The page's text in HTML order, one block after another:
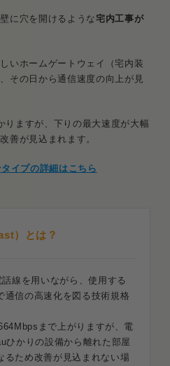
に穴を開けるような宅内工事が
いホームゲートウェイ（宅内装
その日から通信速度の向上が見
りますが、下りの最大速度が大幅
善が見込まれます。
イプの詳細はこちら
）とは？
線を用いながら、使用する
通信の高速化を図る技術規格
まで上がりますが、電
ひかりの設備から離れた部屋
るため改善が見込まれない場